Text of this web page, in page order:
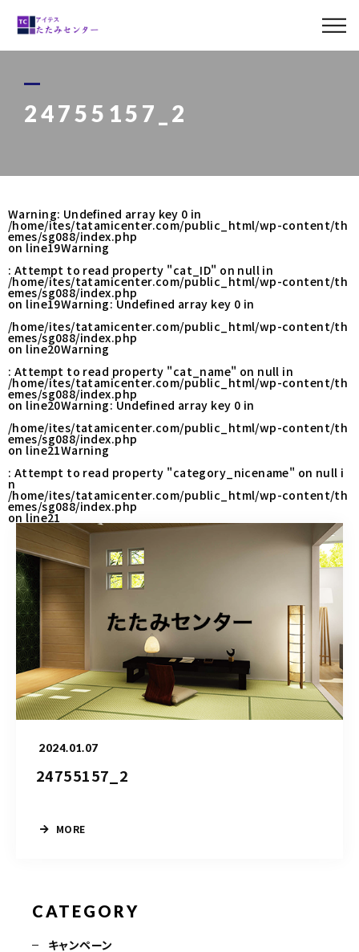
24755157_2
Warning: Undefined array key 0 in
/home/ites/tatamicenter.com/public_html/wp-content/th
emes/sg088/index.php
on line19Warning
: Attempt to read property "cat_ID" on null in
/home/ites/tatamicenter.com/public_html/wp-content/th
emes/sg088/index.php
on line19Warning: Undefined array key 0 in
/home/ites/tatamicenter.com/public_html/wp-content/th
emes/sg088/index.php
on line20Warning
: Attempt to read property "cat_name" on null in
/home/ites/tatamicenter.com/public_html/wp-content/th
emes/sg088/index.php
on line20Warning: Undefined array key 0 in
/home/ites/tatamicenter.com/public_html/wp-content/th
emes/sg088/index.php
on line21Warning
: Attempt to read property "category_nicename" on null i
n
/home/ites/tatamicenter.com/public_html/wp-content/th
emes/sg088/index.php
on line21
2024.01.07
24755157_2
MORE
CATEGORY
キャンペーン
ABOUT US
BLOG
ACCESS
0120-011-842
営業時間 9:30～18:00（定休日 日曜・祝日）
お問い合わせはこちら